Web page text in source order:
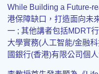
While Building a Future-
港保障缺口，打造面向未
一 ; 其他講者包括MDRT
大學實務(人工智能/金融
國銀行(香港)有限公司個